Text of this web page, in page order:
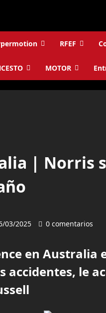
RFEF
MOTOR
| Norris
03/2025 0 comentarios
en Australia
accidentes, le